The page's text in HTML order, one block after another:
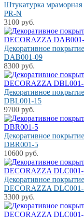
Штукатурка мраморная
PR-N
3100 руб.
Декоративное
DAB001-09
8300 руб.
Декоративное
DBL001-15
9700 руб.
Декоративное
DBR001-5
10600 руб.
Декоративное
DECORAZZA DLC001-
3300 руб.